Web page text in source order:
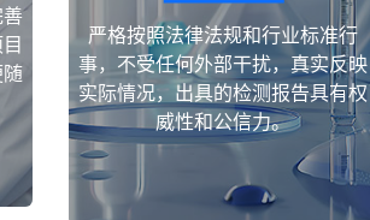
严格按照法律法规和行业标准行
事，不受任何外部干扰，真实反映
实际情况，出具的检测报告具有权
威性和公信力。